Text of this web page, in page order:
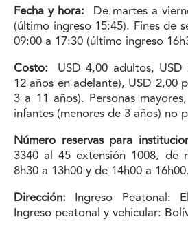
Fecha y hora: De martes a
(último ingreso 15:45). Fines de
09:00 a 17:30 (último ingreso
Costo: USD 4,00 adultos, USD
12 años en adelante), USD 2,00
3 a 11 años). Personas
infantes (menores de 3 años) no
Número reservas para
3340 al 45 extensión 1008, de
8h30 a 13h00 y de 14h00 a 16h00.
Dirección: Ingreso Peatonal:
Ingreso peatonal y vehicular: